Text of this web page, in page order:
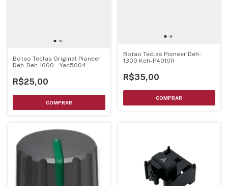
Botao Teclas Original Pioneer
Deh-Deh-1600 - Yac5004
R$25,00
Botao Teclas Pioneer Deh-
1300 Keh-P4010R
R$35,00